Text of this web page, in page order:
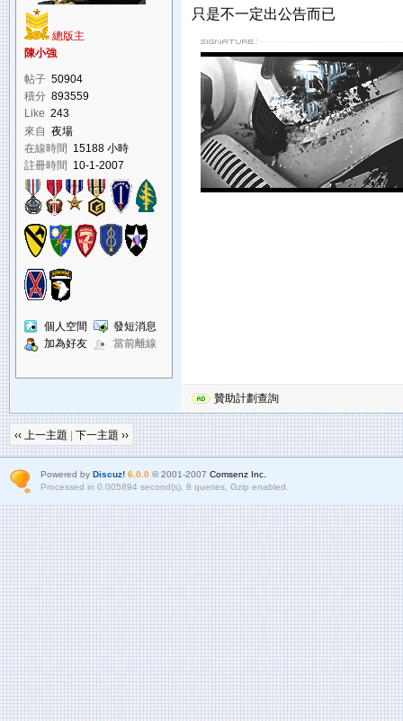
總版主
陳小強
帖子 50904
積分 893559
Like 243
來自 夜場
在線時間 15188 小時
註冊時間
10-1-2007
個人空間
發短消息
加為好友
當前離線
只是不一定出公告而已
贊助計劃查詢
‹‹ 上一主題 下一主題 ››
Powered by Discuz! 6.0.0© 2001-2007 Comsenz Inc.
Processed in 0.005894 second(s), 8 queries, Gzip enabled.